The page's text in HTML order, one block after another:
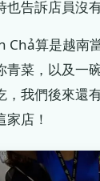
也告訴店員沒
Chả算是越南
青菜，以及一
，我們後來還
店！